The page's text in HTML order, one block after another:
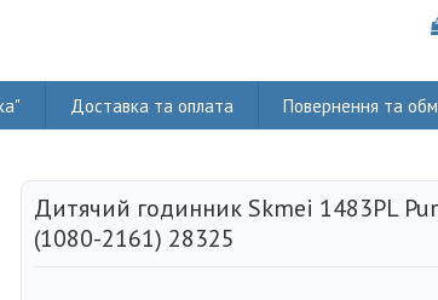
Доставка та оплата Повернення та
Дитячий годинник Skmei 1483PL
(1080-2161) 28325